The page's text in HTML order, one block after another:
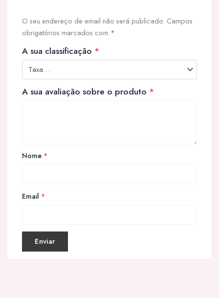
O seu endereço de email não será publicado. Campos
obrigatórios marcados com *
A sua classificação *
A sua avaliação sobre o produto *
Nome *
Email *